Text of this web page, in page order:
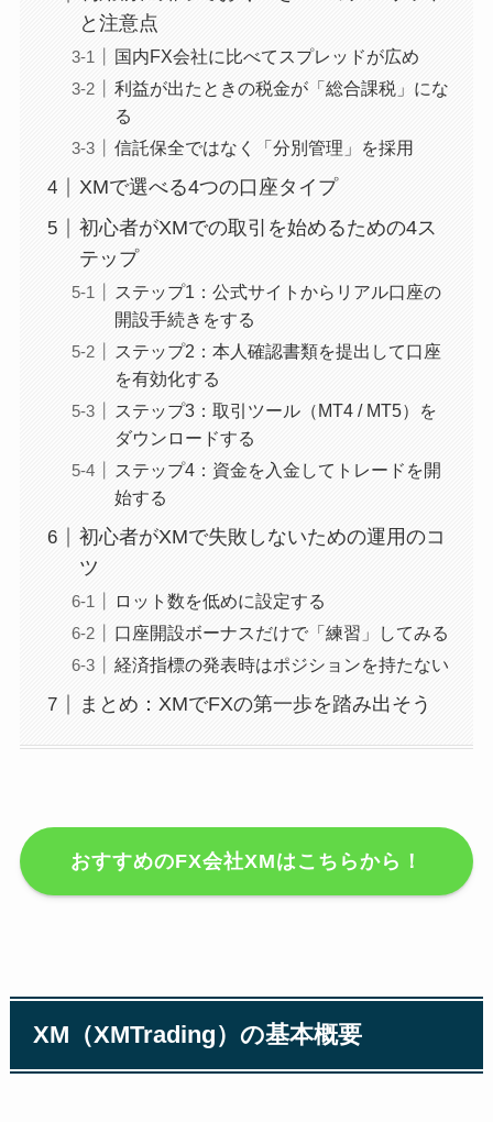
と注意点
国内FX会社に比べてスプレッドが広め
利益が出たときの税金が「総合課税」にな
る
信託保全ではなく「分別管理」を採用
XMで選べる4つの口座タイプ
初心者がXMでの取引を始めるための4ス
テップ
ステップ1：公式サイトからリアル口座の
開設手続きをする
ステップ2：本人確認書類を提出して口座
を有効化する
ステップ3：取引ツール（MT4 / MT5）を
ダウンロードする
ステップ4：資金を入金してトレードを開
始する
初心者がXMで失敗しないための運用のコ
ツ
ロット数を低めに設定する
口座開設ボーナスだけで「練習」してみる
経済指標の発表時はポジションを持たない
まとめ：XMでFXの第一歩を踏み出そう
おすすめのFX会社XMはこちらから！
XM（XMTrading）の基本概要